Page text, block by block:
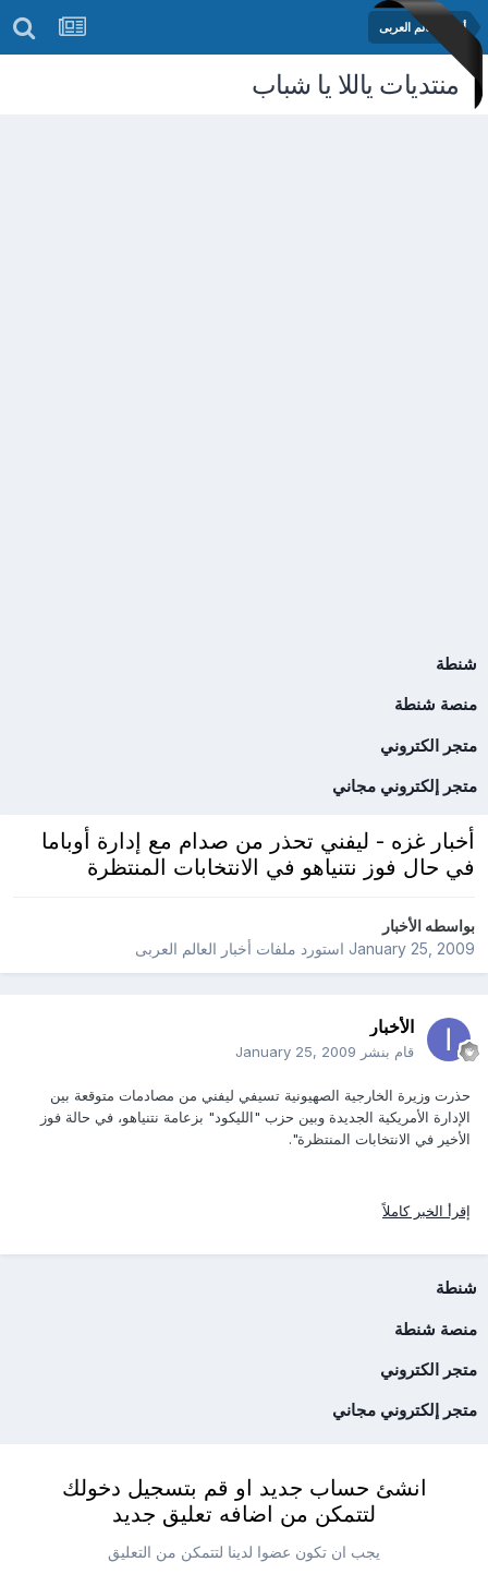
أخبار العالم العربى
منتديات ياللا يا شباب
شنطة
منصة شنطة
متجر الكتروني
متجر إلكتروني مجاني
أخبار غزه - ليفني تحذر من صدام مع إدارة أوباما
في حال فوز نتنياهو في الانتخابات المنتظرة
بواسطهالأخبار
January 25, 2009استورد ملفات أخبار العالم العربى
الأخبار
قام بنشر January 25, 2009
حذرت وزيرة الخارجية الصهيونية تسيفي ليفني من مصادمات متوقعة بين
الإدارة الأمريكية الجديدة وبين حزب "الليكود" بزعامة نتنياهو، في حالة فوز
الأخير في الانتخابات المنتظرة".
إقرأ الخبر كاملاً
شنطة
منصة شنطة
متجر الكتروني
متجر إلكتروني مجاني
انشئ حساب جديد او قم بتسجيل دخولك
لتتمكن من اضافه تعليق جديد
يجب ان تكون عضوا لدينا لتتمكن من التعليق